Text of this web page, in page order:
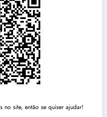
no site, então se quiser ajudar!